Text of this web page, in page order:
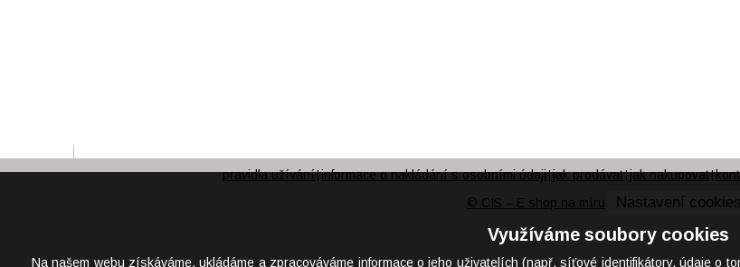
pravidla užívání|informace o nakládání s osobními údaji|jak prodávat|jak nakupovat|
© CIS – E shop na míru
Nastavení cookies
Využíváme soubory cookies
Na našem webu získáváme, ukládáme a zpracováváme informace o jeho uživatelích (např. síťové identifikátory, údaje o